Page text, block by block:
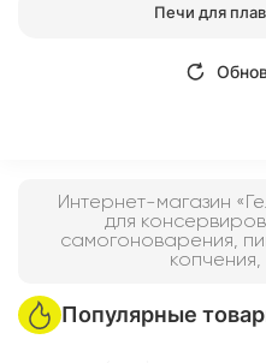
Печи для
Интернет-магазин
для
самогоноварения,
Популярные